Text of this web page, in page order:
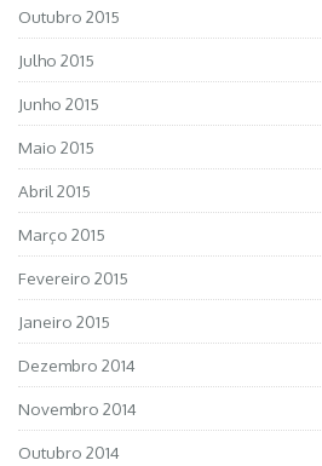
Outubro 2015
Julho 2015
Junho 2015
Maio 2015
Abril 2015
Março 2015
Fevereiro 2015
Janeiro 2015
Dezembro 2014
Novembro 2014
Outubro 2014